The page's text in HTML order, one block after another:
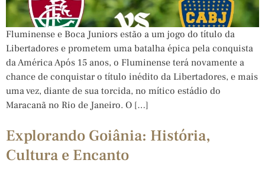
Fluminense e Boca Juniors estão a um jogo do título da
Libertadores e prometem uma batalha épica pela conquista
da América Após 15 anos, o Fluminense terá novamente a
chance de conquistar o título inédito da Libertadores, e mais
uma vez, diante de sua torcida, no mítico estádio do
Maracanã no Rio de Janeiro. O […]
Explorando Goiânia: História,
Cultura e Encanto